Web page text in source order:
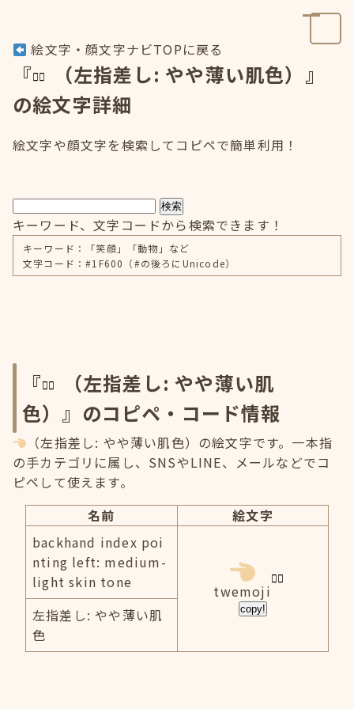
絵文字・顔文字ナビTOPに戻る
『
（左指差し: やや薄い肌色）』
の絵文字詳細
絵文字や顔文字を検索してコピペで簡単利用！
検索
キーワード、文字コードから検索できます！
キーワード：「笑顔」「動物」など
文字コード：#1F600（#の後ろにUnicode）
『
（左指差し: やや薄い肌
色）』のコピペ・コード情報
（左指差し: やや薄い肌色）の絵文字です。一本指
の手カテゴリに属し、SNSやLINE、メールなどでコ
ピペして使えます。
名前
絵文字
backhand index poi
nting left: medium-
light skin tone
twemoji
copy!
左指差し: やや薄い肌
色